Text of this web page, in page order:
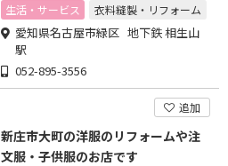
生活・サービス 衣料縫製・リフォーム
愛知県名古屋市緑区 地下鉄 相生山
駅
052-895-3556
追加
新庄市大町の洋服のリフォームや注
文服・子供服のお店です